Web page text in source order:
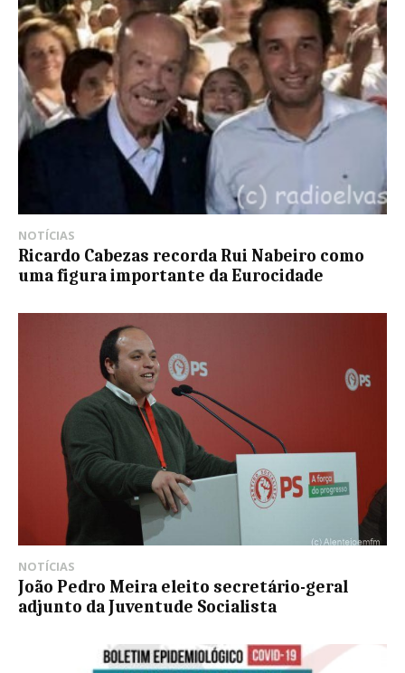
NOTÍCIAS
Ricardo Cabezas recorda Rui Nabeiro como
uma figura importante da Eurocidade
NOTÍCIAS
João Pedro Meira eleito secretário-geral
adjunto da Juventude Socialista